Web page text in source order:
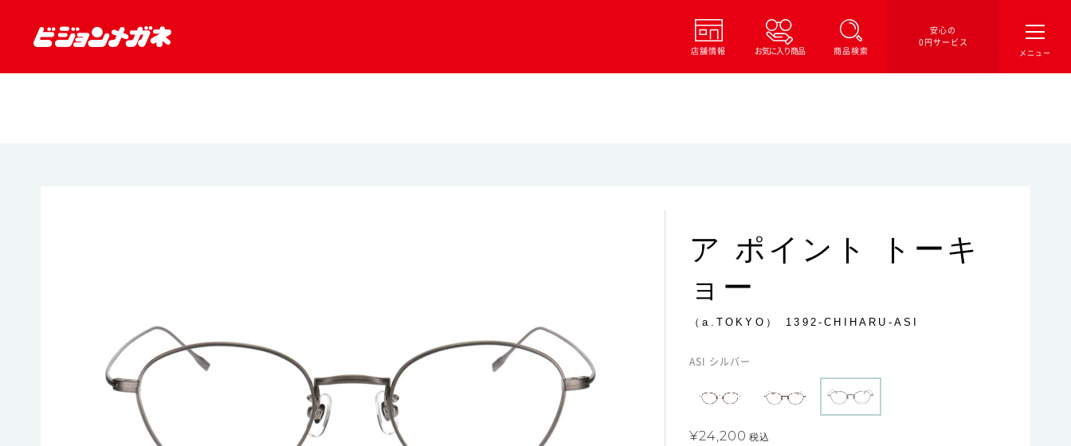
店舗情報 お気に入り商品 商品検索
安心の
0円サービス
ア ポイント トーキ
ョー
（a.TOKYO） 1392-CHIHARU-ASI
ASI シルバー
¥24,200 税込